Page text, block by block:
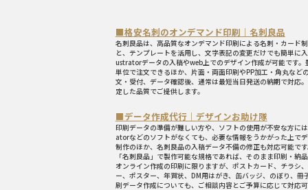
■格安名刺のオンデマンド印刷｜名刺良品
名刺良品は、高品質なオンデマンド印刷による名刺・カード
と、テンプレートを活用し、文字表記の変更だけでも簡単に
ustratorデータの入稿やweb上でのデザイン作成が可能です
単位で注文できるほか、片面・両面印刷やPP加工・角丸など
文・受付、データ確認後、通常は最短当日発送の納期で対応
定した品質でご提供します。
■データ作成代行｜デザインお助け隊
印刷データの準備が難しい方や、ソフトの使用が不安な方に
atorなどのソフトがなくても、必要な情報をうかがった上で
制作のほか、名刺良品の入稿データ不備の修正も対応可能で
「名刺良品」で製作可能な規格であれば、そのまま印刷・納
オンライン作成の印刷に限りますが、ポストカード、チラシ
ー、ポスター、年賀状、DM用はがき、缶バッジ、のぼり、
刷データ作成についても、ご相談内容とご予算に応じて対応